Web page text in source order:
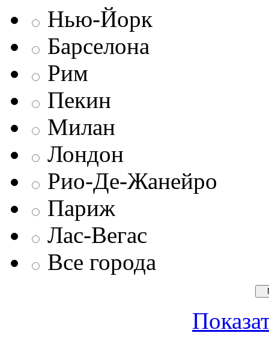
Нью-Йорк
Барселона
Рим
Пекин
Милан
Лондон
Рио-Де-Жанейро
Париж
Лас-Вегас
Все города